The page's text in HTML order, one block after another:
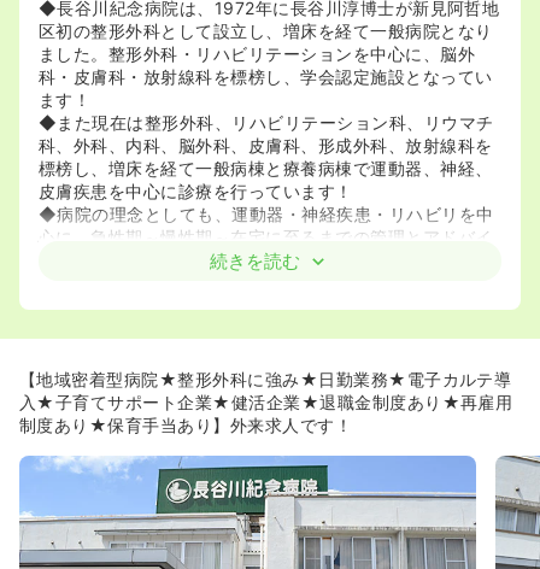
◆長谷川紀念病院は、1972年に長谷川淳博士が新見阿哲地
区初の整形外科として設立し、増床を経て一般病院となり
ました。整形外科・リハビリテーションを中心に、脳外
科・皮膚科・放射線科を標榜し、学会認定施設となってい
ます！
◆また現在は整形外科、リハビリテーション科、リウマチ
科、外科、内科、脳外科、皮膚科、形成外科、放射線科を
標榜し、増床を経て一般病棟と療養病棟で運動器、神経、
皮膚疾患を中心に診療を行っています！
◆病院の理念としても、運動器・神経疾患・リハビリを中
心に、急性期～慢性期～在宅に至るまでの管理とアドバイ
スができる、地域に密着した病院として、患者さんと家族
運営を行っております！
院です★》
◆同院は平成27年7月27日付けで、岡山労働局より次世代
育成支援対策推進法に基づく基準に適合した企業である、
の認定マークである「くるみん」の使用が認められてお
り、ママさんナースも沢山活躍を頂いております！
◆同院は、健康経営の考え方を踏まえ、貴重な財産である
職員の健康管理や生活習慣病予防に努めることを通じて職
員の健康寿命を延ばすため、心と体の健康管理や健康づく
続きを読む
【地域密着型病院★整形外科に強み★日勤業務★電子カルテ導
入★子育てサポート企業★健活企業★退職金制度あり★再雇用
制度あり★保育手当あり】外来求人です！